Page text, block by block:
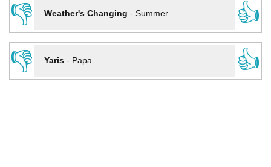
👎
Weather's Changing - Summer
👍
👎
Yaris- Papa 👍